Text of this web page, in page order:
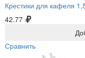
Крестики для кафеля
42.77
Сравнить